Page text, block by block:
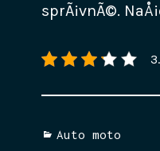
sprÃ¡vnÃ©.
Categories
Auto moto